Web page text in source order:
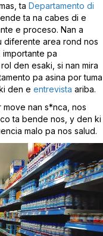
ta Departamento di
ta na cabes di e
e proceso. Nan a
diferente area rond nos
importante pa
den esaki, si nan mira
pa asina por tuma
den e entrevista ariba.
move nan s*nca, nos
ta bende nos, y den ki
malo pa nos salud.